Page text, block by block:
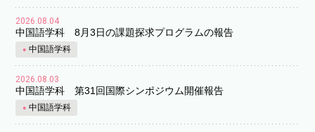
2026.08.04
中国語学科 8月3日の課題探求プログラムの報告
中国語学科
2026.08.03
中国語学科 第31回国際シンポジウム開催報告
中国語学科